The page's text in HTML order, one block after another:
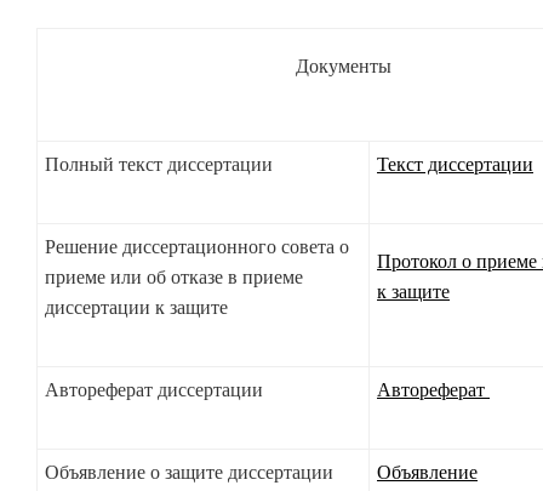
Документы
Полный текст диссертации Текст диссертации
Решение диссертационного совета о
приеме или об отказе в приеме
диссертации к защите
Протокол о приеме
к защите
Автореферат диссертации Автореферат
Объявление о защите диссертации Объявление